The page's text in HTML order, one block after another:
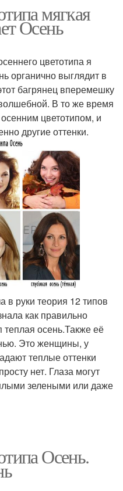
мягкая
Осень
цветотипа я
органично выглядит в
багрянец вперемешку
В то же время
цветотипом, и
другие оттенки.
в руки теория 12 типов
как правильно
теплая осень.Также её
Это женщины, у
теплые оттенки
нет. Глаза могут
зелеными или даже
Осень.